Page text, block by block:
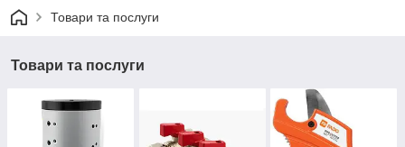
Товари та послуги
Товари та послуги